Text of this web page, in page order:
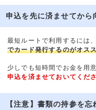
申込を先に済ませてから
最短ルートで利用するには、
でカード発行するのがオス
少しでも短時間でお金を用
申込を済ませておいてくださ
【注意】書類の持参を忘